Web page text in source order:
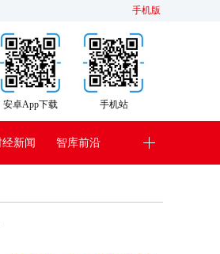
手机版
手机站
安卓App下载
经新闻 智库前沿